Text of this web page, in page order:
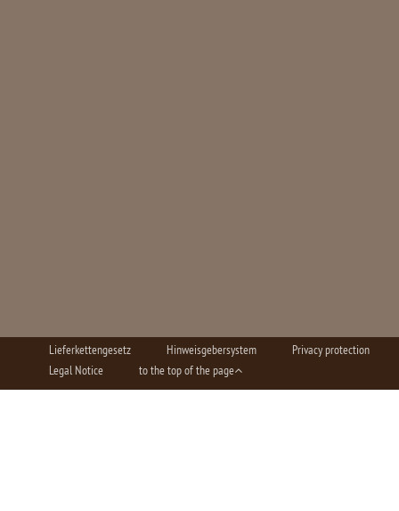
Lieferkettengesetz Hinweisgebersystem
Privacy protection
Legal Notice
to the top of the page